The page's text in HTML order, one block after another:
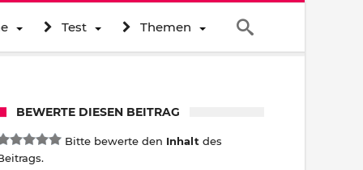
Test Themen
BEWERTE DIESEN BEITRAG
Bitte bewerte den Inhalt des